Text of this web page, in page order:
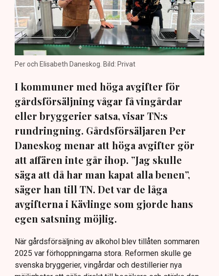
Per och Elisabeth Daneskog. Bild: Privat
I kommuner med höga avgifter för
gårdsförsäljning vågar få vingårdar
eller bryggerier satsa, visar TN:s
rundringning. Gårdsförsäljaren Per
Daneskog menar att höga avgifter gör
att affären inte går ihop. ”Jag skulle
säga att då har man kapat alla benen”,
säger han till TN. Det var de låga
avgifterna i Kävlinge som gjorde hans
egen satsning möjlig.
När gårdsförsäljning av alkohol blev tillåten sommaren
2025 var förhoppningarna stora. Reformen skulle ge
svenska bryggerier, vingårdar och destillerier nya